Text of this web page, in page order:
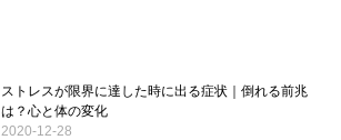
ストレスが限界に達した時に出る症状｜倒れる前兆
は？心と体の変化
2020-12-28